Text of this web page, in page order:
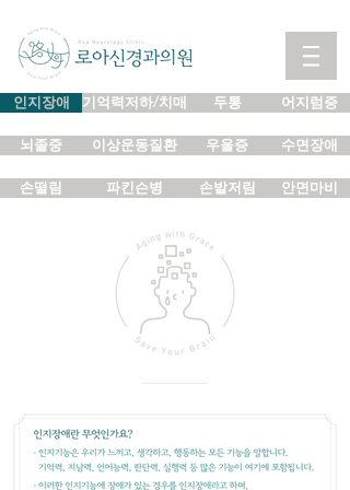
인지장애 기억력저하/치매 두통 어지럼증
뇌졸중 이상운동질환 우울증 수면장애
손떨림 파킨슨병 손발저림 안면마비